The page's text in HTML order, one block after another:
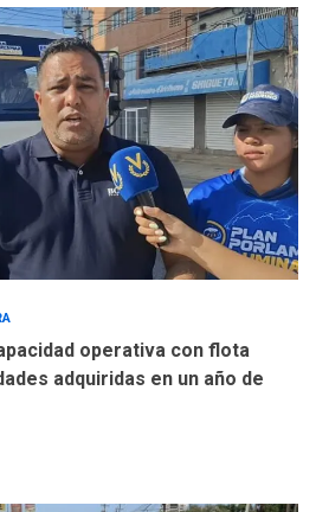
operativa con flota
adquiridas en un año de